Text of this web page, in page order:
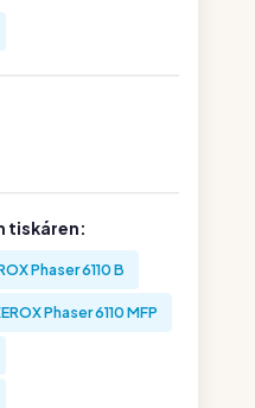
tiskáren:
Phaser 6110 B
Phaser 6110 MFP